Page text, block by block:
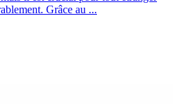
Grâce au ...